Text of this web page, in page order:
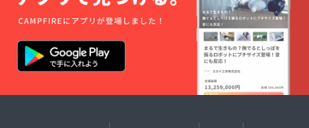
す。4月からは本格的
にこの活動を展開して
いければと思います。